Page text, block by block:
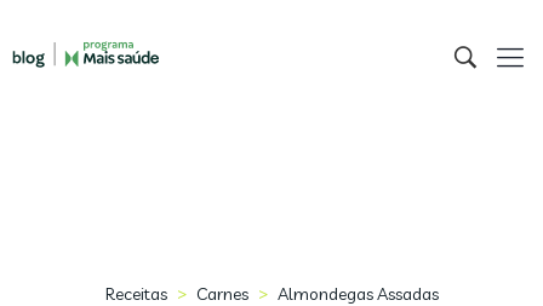
Receitas > Carnes > Almondegas Assadas